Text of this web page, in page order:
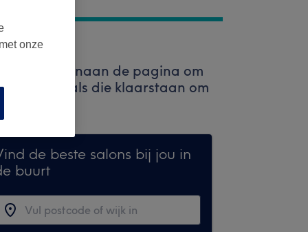
bovenaan de pagina om
die klaarstaan om
de beste salons bij jou in
buurt
onze